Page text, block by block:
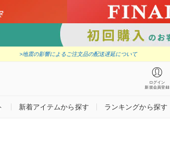
>地震の影響によるご注文品の配送遅延について
ログイン
新規会員登録
新着アイテムから探す ランキングから探す